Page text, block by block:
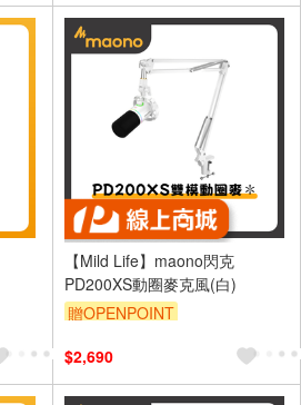
【Mild Life】maono閃克
PD200XS動圈麥克風(白)
贈OPENPOINT
$2,690